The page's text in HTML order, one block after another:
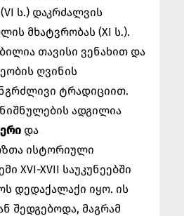
ს.) დაკრძალვის
მხატვრობას (XI ს.).
თავისი ვენახით და
ღვინის
ტრადიციით.
ადგილია
და
ისტორიული
XVI-XVII საუკუნეებში
დედაქალაქი იყო. ის
შედგებოდა, მაგრამ